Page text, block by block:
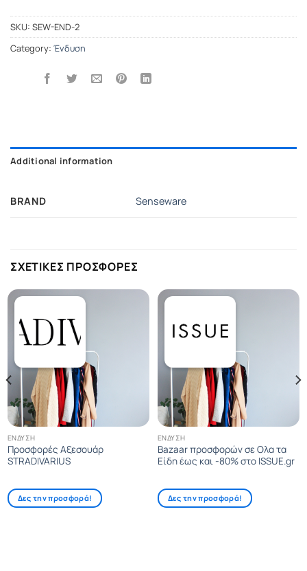
SKU: SEW-END-2
Category: Ένδυση
Additional information
BRAND Senseware
ΣΧΕΤΙΚΕΣ ΠΡΟΣΦΟΡΕΣ
ΈΝΔΥΣΗ
Προσφορές Αξεσουάρ
STRADIVARIUS
Δες την προσφορά!
ΈΝΔΥΣΗ
Bazaar προσφορών σε Ολα τα
Είδη έως και -80% στο ISSUE.gr
Δες την προσφορά!